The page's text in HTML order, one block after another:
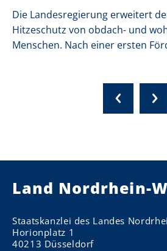
Die Landesregierung erweitert
Hitzeschutz von obdach- und
Menschen. Nach einer ersten
Land Nordrhein-
Staatskanzlei des Landes
Horionplatz 1
40213 Düsseldorf